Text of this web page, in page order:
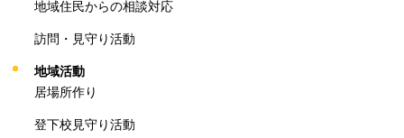
地域住民からの相談対応
訪問・見守り活動
地域活動
居場所作り
登下校見守り活動